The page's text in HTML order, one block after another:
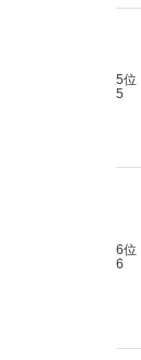
5位
5
6位
6